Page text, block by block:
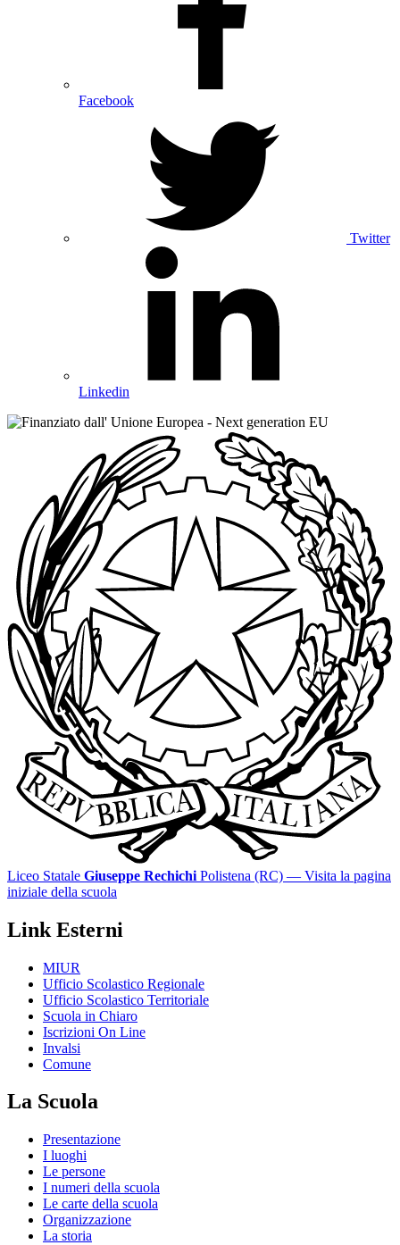
Facebook
Twitter
Linkedin
Liceo Statale Giuseppe Rechichi Polistena (RC) — Visita la pagina
iniziale della scuola
Link Esterni
MIUR
Ufficio Scolastico Regionale
Ufficio Scolastico Territoriale
Scuola in Chiaro
Iscrizioni On Line
Invalsi
Comune
La Scuola
Presentazione
I luoghi
Le persone
I numeri della scuola
Le carte della scuola
Organizzazione
La storia